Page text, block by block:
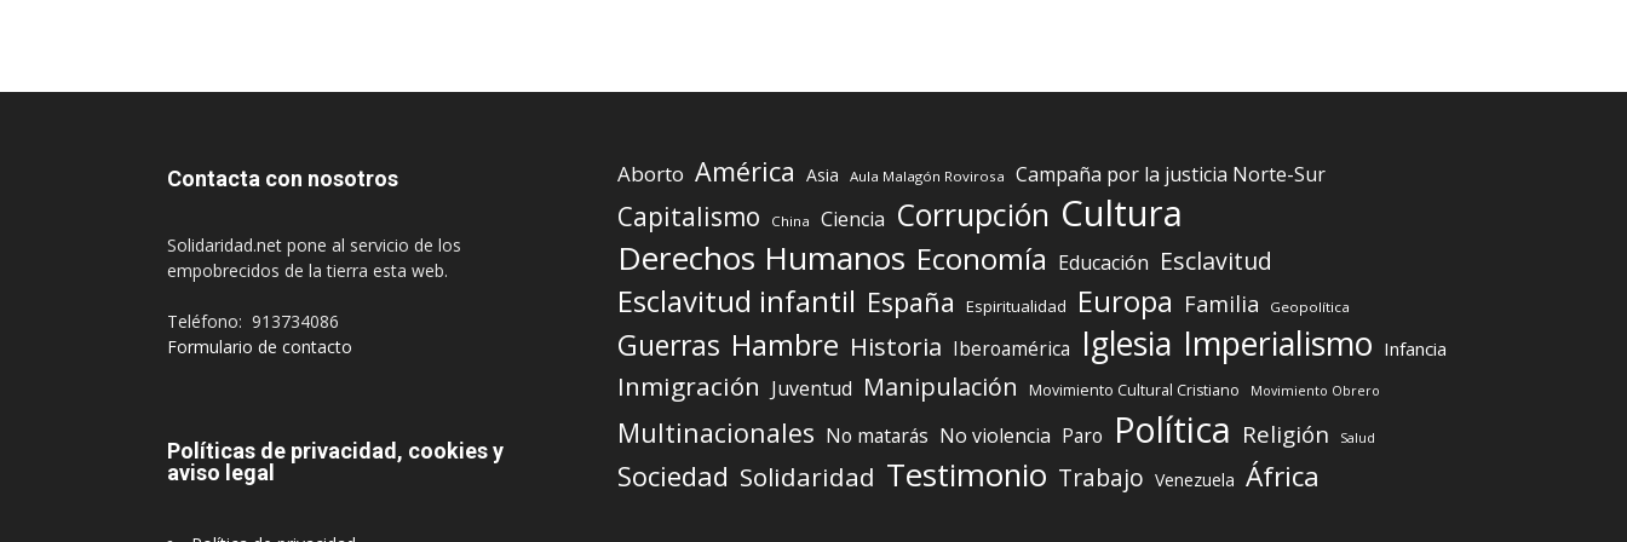
Contacta con nosotros
Solidaridad.net pone al servicio de los
empobrecidos de la tierra esta web.
Teléfono: 913734086
Formulario de contacto
Políticas de privacidad, cookies y
aviso legal
Aborto América Asia Aula Malagón Rovirosa Campaña por la justicia Norte-Sur
Capitalismo China Ciencia Corrupción Cultura
Derechos Humanos Economía Educación Esclavitud
Esclavitud infantil España Espiritualidad Europa Familia Geopolítica
Guerras Hambre Historia Iberoamérica Iglesia Imperialismo Infancia
Inmigración Juventud Manipulación Movimiento Cultural Cristiano Movimiento Obrero
Multinacionales No matarás No violencia Paro Política Religión Salud
Sociedad Solidaridad Testimonio Trabajo Venezuela África